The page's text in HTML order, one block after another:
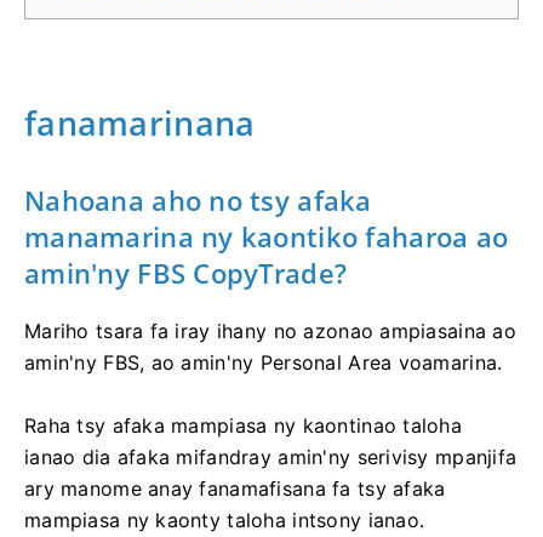
fanamarinana
Nahoana aho no tsy afaka
manamarina ny kaontiko faharoa ao
amin'ny FBS CopyTrade?
Mariho tsara fa iray ihany no azonao ampiasaina ao
amin'ny FBS, ao amin'ny Personal Area voamarina.
Raha tsy afaka mampiasa ny kaontinao taloha
ianao dia afaka mifandray amin'ny serivisy mpanjifa
ary manome anay fanamafisana fa tsy afaka
mampiasa ny kaonty taloha intsony ianao.